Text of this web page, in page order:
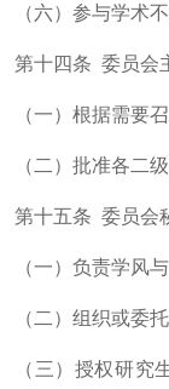
（六）参与学术
第十四条 委员会
（一）根据需要
（二）批准各二
第十五条 委员会
（一）负责学风
（二）组织或委
（三）授权研